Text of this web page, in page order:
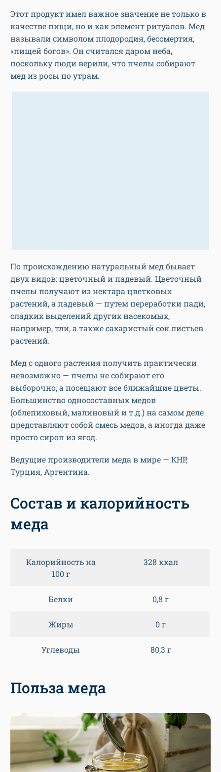
Этот продукт имел важное значение не только в
качестве пищи, но и как элемент ритуалов. Мед
называли символом плодородия, бессмертия,
«пищей богов». Он считался даром неба,
поскольку люди верили, что пчелы собирают
мед из росы по утрам.
По происхождению натуральный мед бывает
двух видов: цветочный и падевый. Цветочный
пчелы получают из нектара цветковых
растений, а падевый — путем переработки пади,
сладких выделений других насекомых,
например, тли, а также сахаристый сок листьев
растений.
Мед с одного растения получить практически
невозможно — пчелы не собирают его
выборочно, а посещают все ближайшие цветы.
Большинство односоставных медов
(облепиховый, малиновый и т.д.) на самом деле
представляют собой смесь медов, а иногда даже
просто сироп из ягод.
Ведущие производители меда в мире — КНР,
Турция, Аргентина.
Состав и калорийность
меда
Калорийность на
100 г
328 ккал
Белки 0,8 г
Жиры 0 г
Углеводы 80,3 г
Польза меда